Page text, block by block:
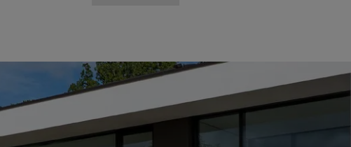
para si
enquanto
fabricante
registado